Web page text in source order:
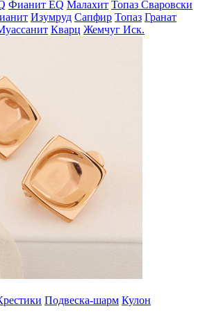
Фианит EQ Малахит Топаз Сваровски
Изумруд Сапфир Топаз Гранат
Кварц Жемчуг Иск.
Подвеска-шарм Кулон